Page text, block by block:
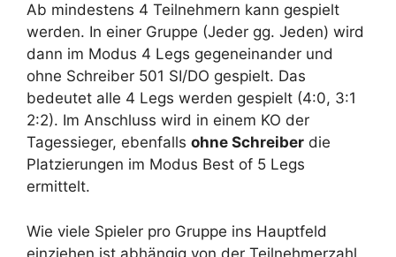
Ab mindestens 4 Teilnehmern kann gespielt
werden. In einer Gruppe (Jeder gg. Jeden) wird
dann im Modus 4 Legs gegeneinander und
ohne Schreiber 501 SI/DO gespielt. Das
bedeutet alle 4 Legs werden gespielt (4:0, 3:1
2:2). Im Anschluss wird in einem KO der
Tagessieger, ebenfalls ohne Schreiber die
Platzierungen im Modus Best of 5 Legs
ermittelt.
Wie viele Spieler pro Gruppe ins Hauptfeld
einziehen ist abhängig von der Teilnehmerzahl